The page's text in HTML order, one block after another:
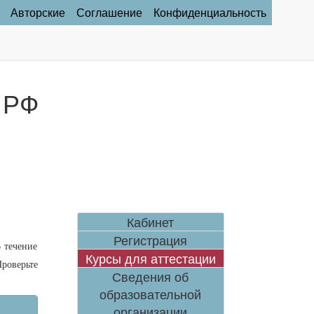
Авторские Соглашение Конфиденциальность
РФ
Кабинет
Регистрация
Курсы для аттестации
Сведения об
образовательной